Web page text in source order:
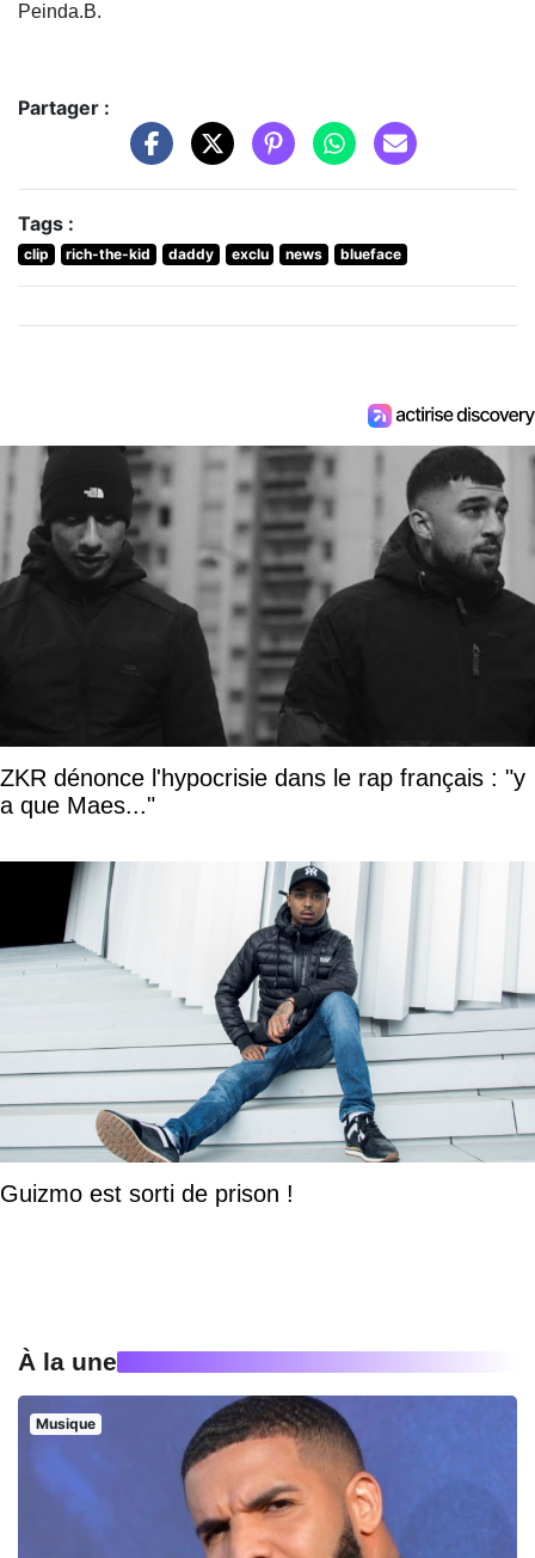
Peinda.B.
Partager :
Tags :
clip rich-the-kid daddy exclu news blueface
ZKR dénonce l'hypocrisie dans le rap français : "y
a que Maes..."
Guizmo est sorti de prison !
À la une
Musique